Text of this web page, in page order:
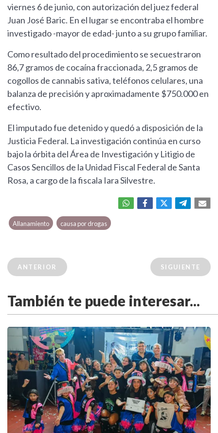
viernes 6 de junio, con autorización del juez federal
Juan José Baric. En el lugar se encontraba el hombre
investigado -mayor de edad- junto a su grupo familiar.
Como resultado del procedimiento se secuestraron
86,7 gramos de cocaína fraccionada, 2,5 gramos de
cogollos de cannabis sativa, teléfonos celulares, una
balanza de precisión y aproximadamente $750.000 en
efectivo.
El imputado fue detenido y quedó a disposición de la
Justicia Federal. La investigación continúa en curso
bajo la órbita del Área de Investigación y Litigio de
Casos Sencillos de la Unidad Fiscal Federal de Santa
Rosa, a cargo de la fiscala Iara Silvestre.
Allanamiento causa por drogas
ANTERIOR SIGUIENTE
También te puede interesar...